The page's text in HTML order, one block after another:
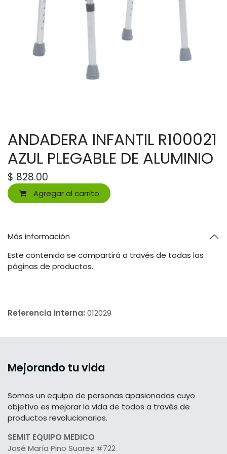
ANDADERA INFANTIL R100021
AZUL PLEGABLE DE ALUMINIO
$ 828.00
Agregar al carrito
Más información
Este contenido se compartirá a través de todas las
páginas de productos.
Referencia interna: 012029
Mejorando tu vida
Somos un equipo de personas apasionadas cuyo
objetivo es mejorar la vida de todos a través de
productos revolucionarios.
SEMIT EQUIPO MEDICO
José María Pino Suarez #722